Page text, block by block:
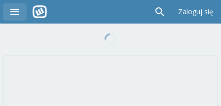
Zaloguj się